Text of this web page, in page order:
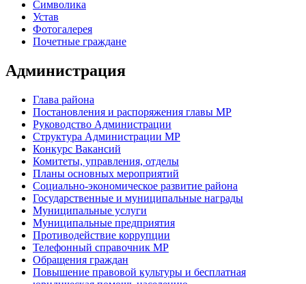
Символика
Устав
Фотогалерея
Почетные граждане
Администрация
Глава района
Постановления и распоряжения главы МР
Руководство Администрации
Структура Администрации МР
Конкурс Вакансий
Комитеты, управления, отделы
Планы основных мероприятий
Социально-экономическое развитие района
Государственные и муниципальные награды
Муниципальные услуги
Муниципальные предприятия
Противодействие коррупции
Телефонный справочник МР
Обращения граждан
Повышение правовой культуры и бесплатная